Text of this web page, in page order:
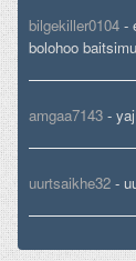
bilgekiller0104-
bolohoo
amgaa7143-
uurtsaikhe32-